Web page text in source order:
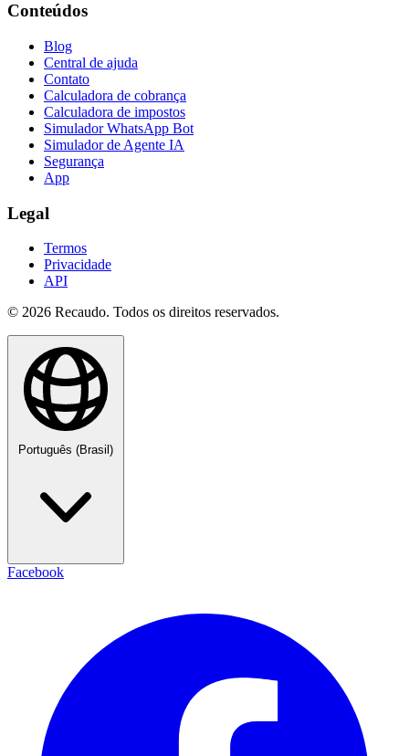
Conteúdos
Blog
Central de ajuda
Contato
Calculadora de cobrança
Calculadora de impostos
Simulador WhatsApp Bot
Simulador de Agente IA
Segurança
App
Legal
Termos
Privacidade
API
© 2026 Recaudo. Todos os direitos reservados.
Português (Brasil)
Facebook